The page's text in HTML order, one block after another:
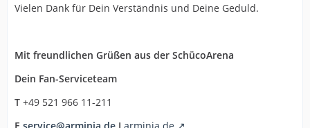
Vielen Dank für Dein Verständnis und Deine Geduld.
Mit freundlichen Grüßen aus der SchücoArena
Dein Fan-Serviceteam
T +49 521 966 11-211
E service@arminia.de I arminia.de